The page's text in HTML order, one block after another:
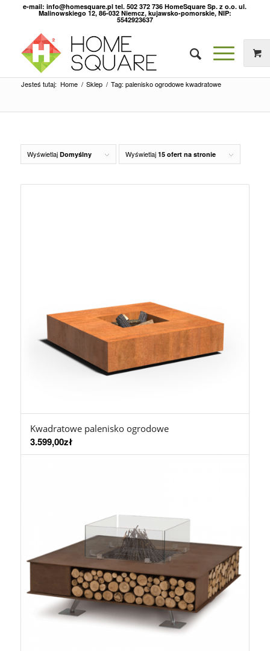
e-mail: info@homesquare.pl tel. 502 372 736 HomeSquare Sp. z o.o. ul.
Malinowskiego 12, 86-032 Niemcz, kujawsko-pomorskie, NIP:
5542923637
Jesteś tutaj: Home / Sklep / Tag: palenisko ogrodowe kwadratowe
Wyświetlaj Domyślny Wyświetlaj 15 ofert na stronie
Kwadratowe palenisko ogrodowe
3.599,00zł